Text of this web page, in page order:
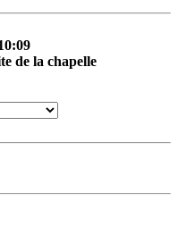
de la chapelle